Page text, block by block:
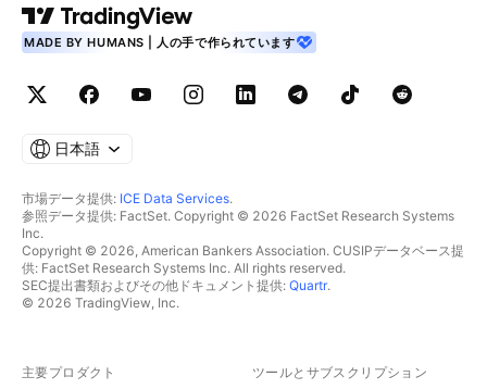
MADE BY HUMANS | 人の手で作られています
日本語
市場データ提供: ICE Data Services.
参照データ提供: FactSet. Copyright © 2026 FactSet Research Systems
Inc.
Copyright © 2026, American Bankers Association. CUSIPデータベース提
供: FactSet Research Systems Inc. All rights reserved.
SEC提出書類およびその他ドキュメント提供: Quartr.
© 2026 TradingView, Inc.
主要プロダクト ツールとサブスクリプション